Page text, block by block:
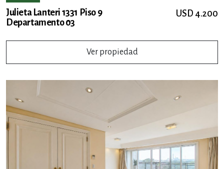
Julieta Lanteri 1331 Piso 9
Departamento 03
USD 4.200
Ver propiedad